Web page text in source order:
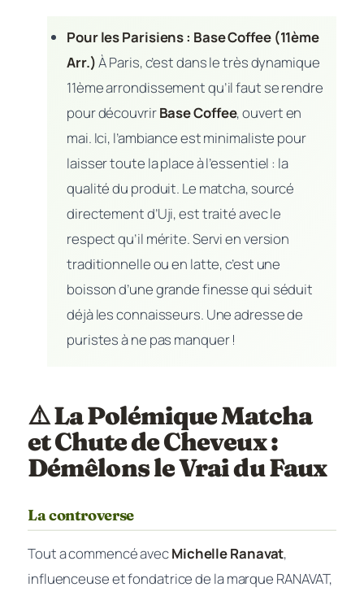
Pour les Parisiens : Base Coffee (11ème
Arr.)À Paris, c’est dans le très dynamique
11ème arrondissement qu’il faut se rendre
pour découvrirBase Coffee, ouvert en
mai. Ici, l’ambiance est minimaliste pour
laisser toute la place à l’essentiel : la
qualité du produit. Le matcha, sourcé
directement d’Uji, est traité avec le
respect qu’il mérite. Servi en version
traditionnelle ou en latte, c’est une
boisson d’une grande finesse qui séduit
déjà les connaisseurs. Une adresse de
puristes à ne pas manquer !
⚠️ La Polémique Matcha
et Chute de Cheveux :
Démêlons le Vrai du Faux
La controverse
Tout a commencé avecMichelle Ranavat,
influenceuse et fondatrice de la marque RANAVAT,